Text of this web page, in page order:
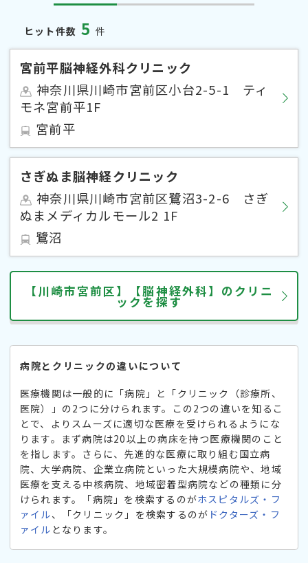
ヒット件数 5 件
宮前平脳神経外科クリニック
神奈川県川崎市宮前区小台2-5-1 ティ
モネ宮前平1F
宮前平
さぎぬま脳神経クリニック
神奈川県川崎市宮前区鷺沼3-2-6 さぎ
ぬまメディカルモール2 1F
鷺沼
【川崎市宮前区】【脳神経外科】のクリニ
ックを探す
病院とクリニックの違いについて
医療機関は一般的に「病院」と「クリニック（診療所、
医院）」の2つに分けられます。この2つの違いを知るこ
とで、よりスムーズに適切な医療を受けられるようにな
ります。まず病院は20以上の病床を持つ医療機関のこと
を指します。さらに、先進的な医療に取り組む国立病
院、大学病院、企業立病院といった大規模病院や、地域
医療を支える中核病院、地域密着型病院などの種類に分
けられます。「病院」を検索するのがホスピタルズ・フ
ァイル、「クリニック」を検索するのが ドクターズ・フ
ァイル となります。